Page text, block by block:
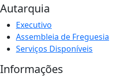
Autarquia
Executivo
Assembleia de Freguesia
Serviços Disponíveis
Informações